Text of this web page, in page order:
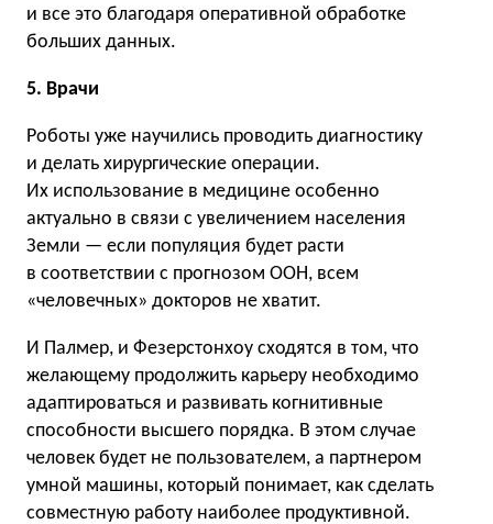
и все это благодаря оперативной обработке
больших данных.
5. Врачи
Роботы уже научились проводить диагностику
и делать хирургические операции.
Их использование в медицине особенно
актуально в связи с увеличением населения
Земли — если популяция будет расти
в соответствии с прогнозом ООН, всем
«человечных» докторов не хватит.
И Палмер, и Фезерстонхоу сходятся в том, что
желающему продолжить карьеру необходимо
адаптироваться и развивать когнитивные
способности высшего порядка. В этом случае
человек будет не пользователем, а партнером
умной машины, который понимает, как сделать
совместную работу наиболее продуктивной.